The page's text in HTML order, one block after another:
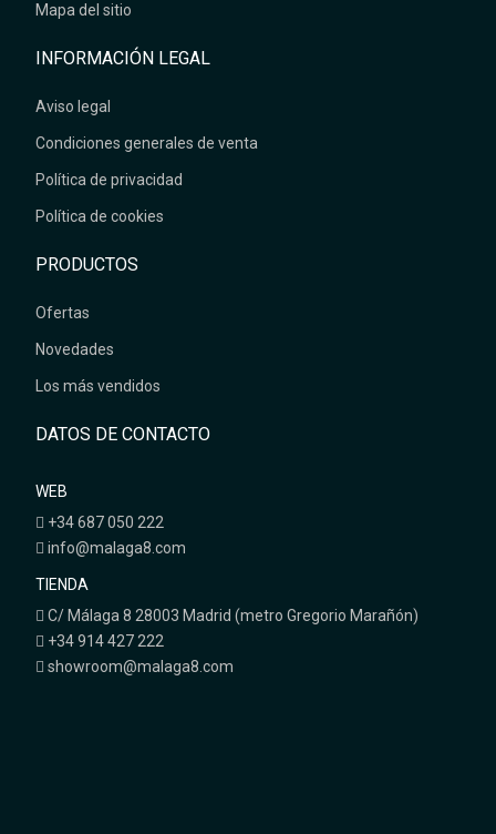
Mapa del sitio
INFORMACIÓN LEGAL
Aviso legal
Condiciones generales de venta
Política de privacidad
Política de cookies
PRODUCTOS
Ofertas
Novedades
Los más vendidos
DATOS DE CONTACTO
WEB
+34 687 050 222
info@malaga8.com
TIENDA
C/ Málaga 8 28003 Madrid (metro Gregorio Marañón)
+34 914 427 222
showroom@malaga8.com